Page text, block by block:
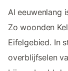
Al eeuwenlang
Zo woonden
Eifelgebied. In
overblijfselen